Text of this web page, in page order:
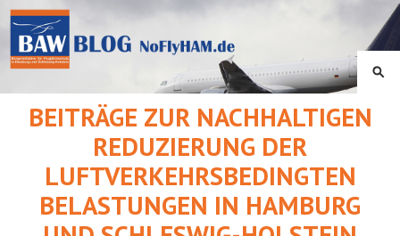
Springe
zum
Inhalt
BEITRÄGE ZUR NACHHALTIGEN
REDUZIERUNG DER
LUFTVERKEHRSBEDINGTEN
BELASTUNGEN IN HAMBURG